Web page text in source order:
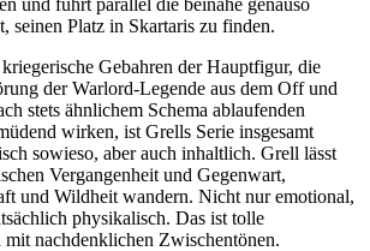
seinen Platz in Skartaris zu finden.
Gebahren der Hauptfigur, die
der Warlord-Legende aus dem Off und
stets ähnlichem Schema ablaufenden
wirken, ist Grells Serie insgesamt
sowieso, aber auch inhaltlich. Grell lässt
Vergangenheit und Gegenwart,
und Wildheit wandern. Nicht nur emotional,
physikalisch. Das ist tolle
nachdenklichen Zwischentönen.